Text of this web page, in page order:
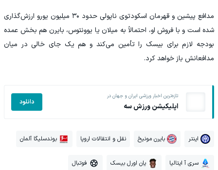
مدافع پیشین و قهرمان اسکودتوی ناپولی حدود ۳۰ میلیون یورو ارزش‌گذاری
شده است و با فروش او، احتمالاً به میلان یا یوونتوس، بایرن هم بخش عمده
بودجه لازم برای بیسک را تأمین می‌کند و هم یک جای خالی در میان
مدافعانش باز خواهد کرد.
تازه‌ترین اخبار ورزشی ایران و جهان در
اپلیکیشن ورزش سه دانلود
اینتر بایرن مونیخ نقل و انتقالات اروپا بوندسلیگا آلمان
سری آ ایتالیا یان اورل بیسک فوتبال